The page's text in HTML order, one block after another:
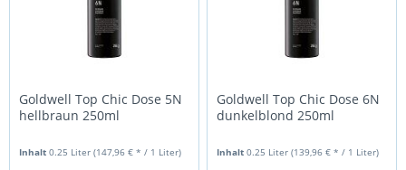
Goldwell Top Chic Dose 5N
hellbraun 250ml
Inhalt0.25 Liter(147,96 € * / 1 Liter)
Goldwell Top Chic Dose 6N
dunkelblond 250ml
Inhalt0.25 Liter(139,96 € * / 1 Liter)